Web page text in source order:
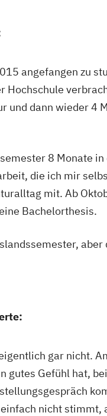
angefangen zu
Hochschule
und dann wieder 4
8 Monate
die ich mir
mit. Ab
Bachelorthesis.
gar nicht.
gutes Gefühl hat,
nicht stimmt,